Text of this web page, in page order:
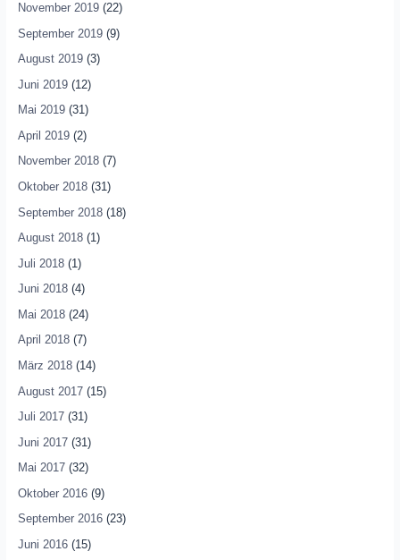
November 2019(22)
September 2019(9)
August 2019(3)
Juni 2019(12)
Mai 2019(31)
April 2019(2)
November 2018(7)
Oktober 2018(31)
September 2018(18)
August 2018(1)
Juli 2018(1)
Juni 2018(4)
Mai 2018(24)
April 2018(7)
März 2018(14)
August 2017(15)
Juli 2017(31)
Juni 2017(31)
Mai 2017(32)
Oktober 2016(9)
September 2016(23)
Juni 2016(15)